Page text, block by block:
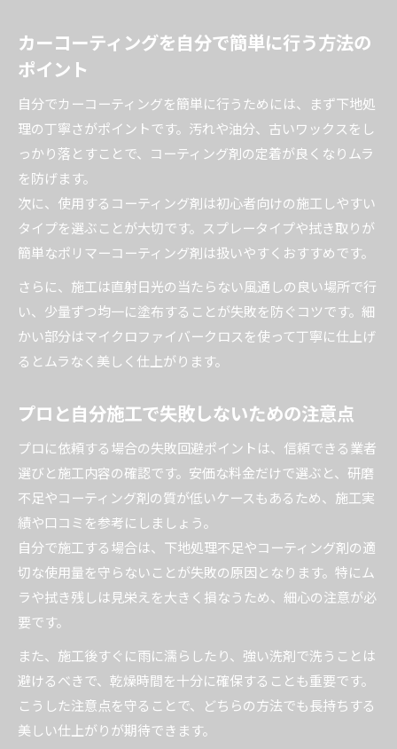
法
カーコーティングでよくある失敗と回避策
自分でできるおすすめカーコーティング選定術
カーコーティング選びで重視すべきポイント
DIYとプロ施工で後悔しないための判断基準
下地処理から見るプロとDIYの違いを解説
カーコーティング前の下地処理の重要性とは
プロと自分での下地処理方法を比較解説
カーコーティング下地処理のおすすめ手順
DIY下地処理で失敗しないコツと注意点
ガラスコーティングDIYとプロ施工の違い
カーコーティングで後悔しない選択ガイド
自分でやる場合のカーコーティング注意点
カーコーティングの選び方で失敗しない秘訣
施工後にやってはいけないことを知る重要性
カーコーティングを自分で簡単に行う方法の
ポイント
自分でカーコーティングを簡単に行うためには、まず下地処
理の丁寧さがポイントです。汚れや油分、古いワックスをし
っかり落とすことで、コーティング剤の定着が良くなりムラ
を防げます。
次に、使用するコーティング剤は初心者向けの施工しやすい
タイプを選ぶことが大切です。スプレータイプや拭き取りが
簡単なポリマーコーティング剤は扱いやすくおすすめです。
さらに、施工は直射日光の当たらない風通しの良い場所で行
い、少量ずつ均一に塗布することが失敗を防ぐコツです。細
かい部分はマイクロファイバークロスを使って丁寧に仕上げ
るとムラなく美しく仕上がります。
プロと自分施工で失敗しないための注意点
プロに依頼する場合の失敗回避ポイントは、信頼できる業者
選びと施工内容の確認です。安価な料金だけで選ぶと、研磨
不足やコーティング剤の質が低いケースもあるため、施工実
績や口コミを参考にしましょう。
自分で施工する場合は、下地処理不足やコーティング剤の適
切な使用量を守らないことが失敗の原因となります。特にム
ラや拭き残しは見栄えを大きく損なうため、細心の注意が必
要です。
また、施工後すぐに雨に濡らしたり、強い洗剤で洗うことは
避けるべきで、乾燥時間を十分に確保することも重要です。
こうした注意点を守ることで、どちらの方法でも長持ちする
美しい仕上がりが期待できます。